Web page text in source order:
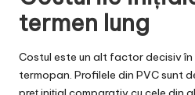
termen lung
Costul este un alt factor decisiv
termopan. Profilele din PVC sunt